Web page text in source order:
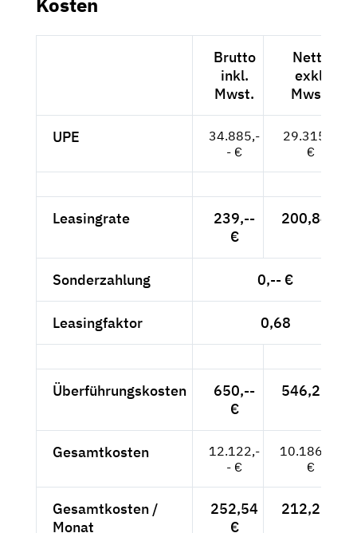
Brutto
inkl.
Mwst.
Netto
exkl.
Mwst.
UPE
34.885,-
- €
29.315,--
€
Leasingrate
239,--
€
200,84 €
Sonderzahlung 0,-- €
Leasingfaktor 0,68
Überführungskosten
650,--
€
546,22 €
Gesamtkosten
12.122,-
- €
10.186,55
€
Gesamtkosten /
Monat
252,54
€
212,22 €